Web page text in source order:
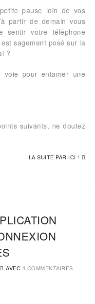
pause loin de vos
partir de demain vous
sentir votre téléphone
sagement posé sur la
?
pour entamer une
suivants, ne doutez
LA SUITE PAR ICI !
AVEC 4 COMMENTAIRES